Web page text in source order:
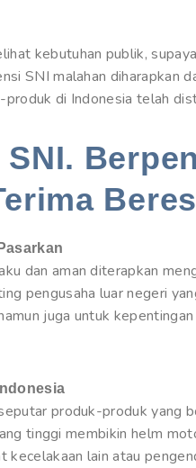
kebutuhan publik,
SNI malahan diharapkan
di Indonesia telah
dan aman diterapkan
pengusaha luar negeri
juga untuk
produk-produk yang
tinggi membikin helm
lain atau